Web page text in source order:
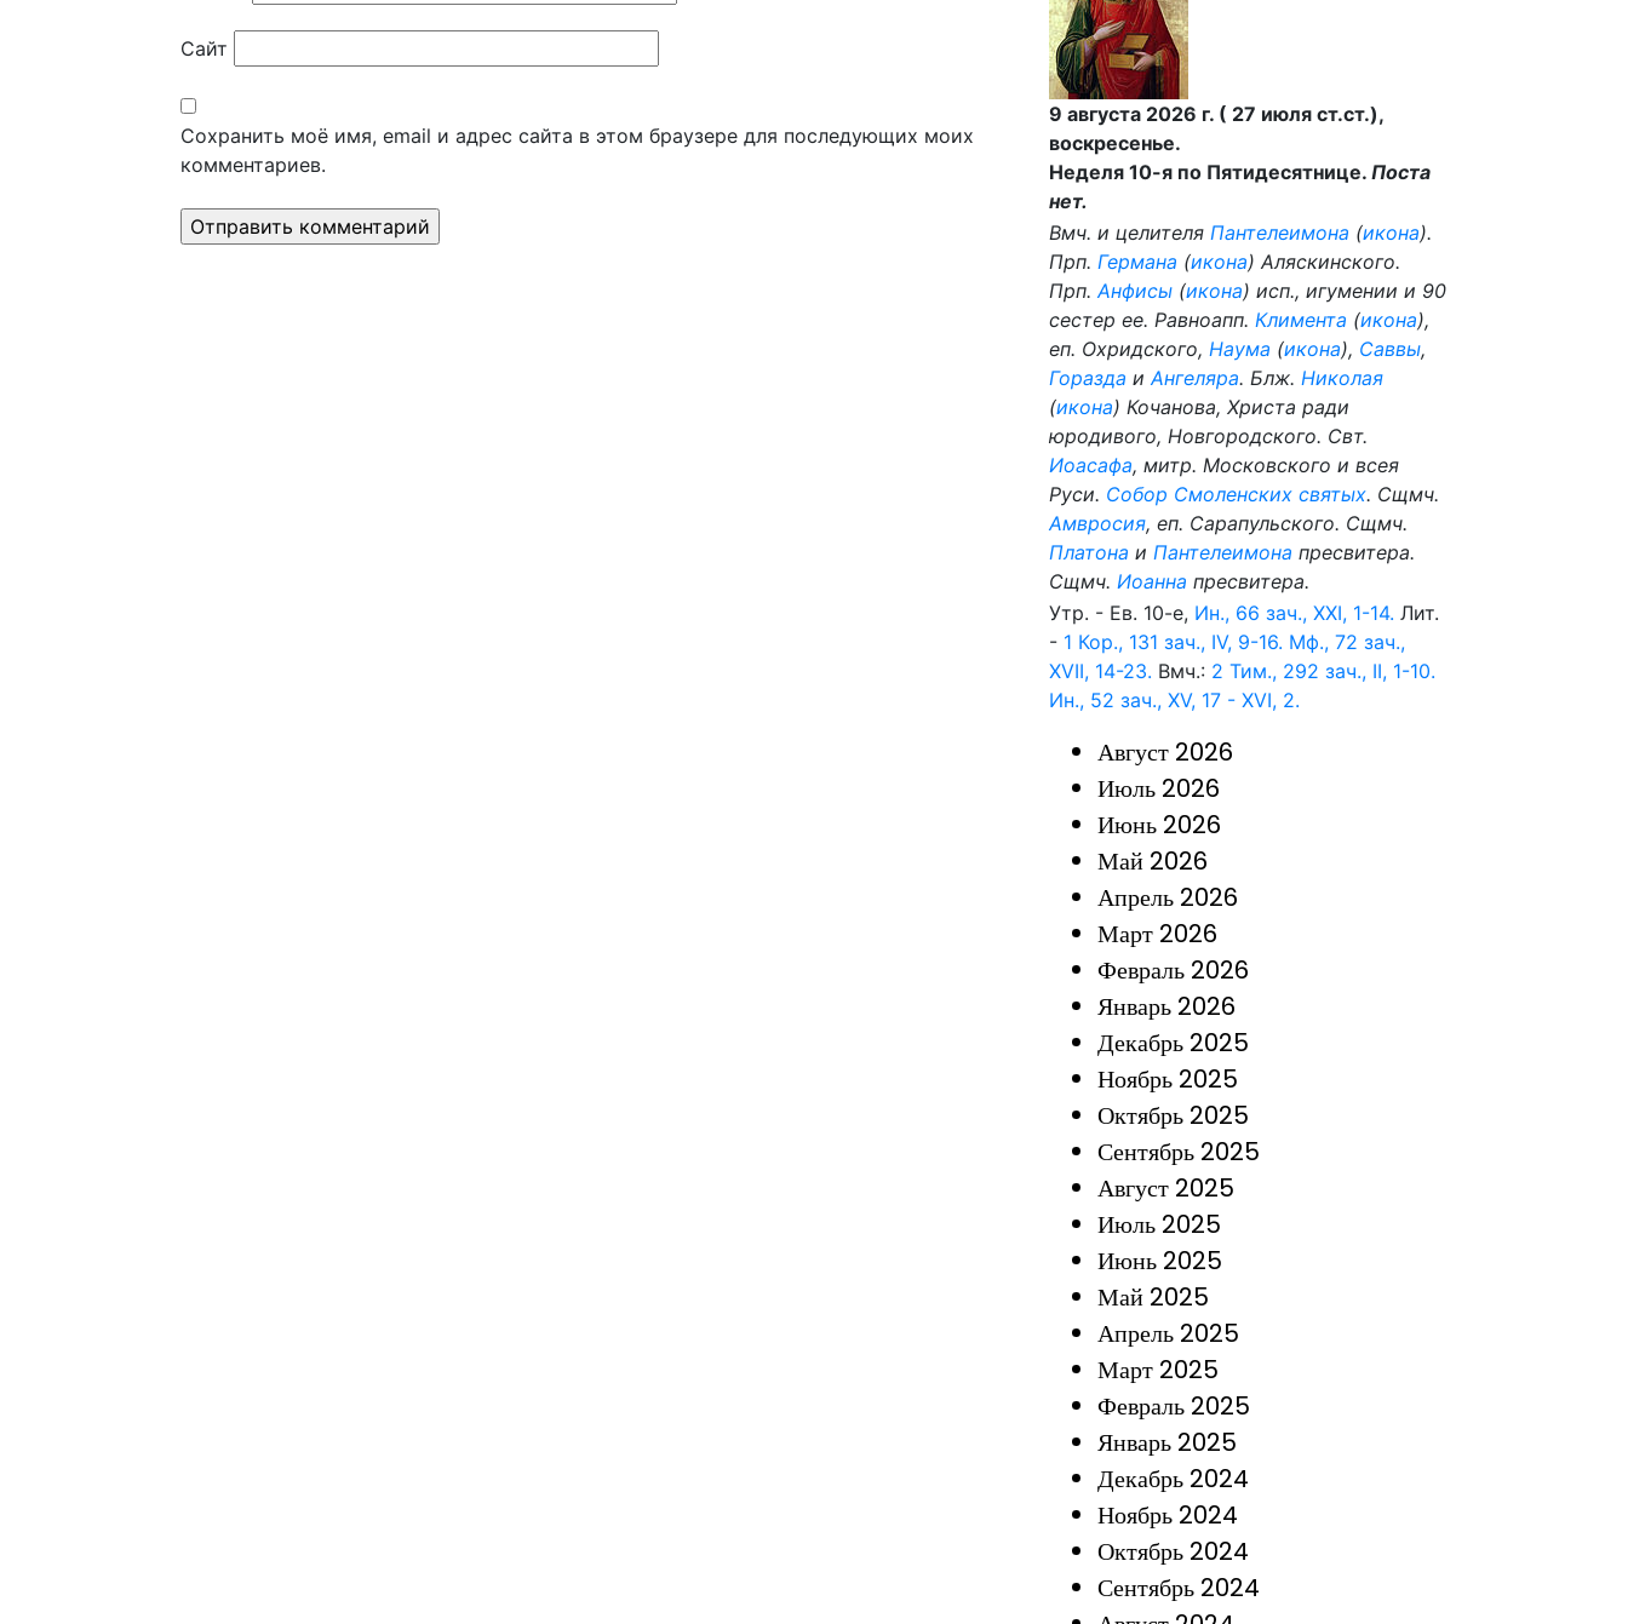
Сайт
Сохранить моё имя, email и адрес сайта в этом браузере для последующих моих
комментариев.
9 августа 2026 г. ( 27 июля ст.ст.),
воскресенье.
Неделя 10-я по Пятидесятнице.Поста
нет.
Вмч. и целителяПантелеимона (икона).
Прп.Германа (икона) Аляскинского.
Прп.Анфисы (икона) исп., игумении и 90
сестер ее. Равноапп.Климента (икона),
еп. Охридского,Наума (икона), Саввы,
Горазда иАнгеляра. Блж.Николая
(икона) Кочанова, Христа ради
юродивого, Новгородского. Свт.
Иоасафа, митр. Московского и всея
Руси. Собор Смоленских святых. Сщмч.
Амвросия, еп. Сарапульского. Сщмч.
Платона иПантелеимона пресвитера.
Сщмч.Иоанна пресвитера.
Утр. - Ев. 10-е, Ин., 66 зач., XXI, 1-14. Лит.
- 1 Кор., 131 зач., IV, 9-16. Мф., 72 зач.,
XVII, 14-23. Вмч.: 2 Тим., 292 зач., II, 1-10.
Ин., 52 зач., XV, 17 - XVI, 2.
Август 2026
Июль 2026
Июнь 2026
Май 2026
Апрель 2026
Март 2026
Февраль 2026
Январь 2026
Декабрь 2025
Ноябрь 2025
Октябрь 2025
Сентябрь 2025
Август 2025
Июль 2025
Июнь 2025
Май 2025
Апрель 2025
Март 2025
Февраль 2025
Январь 2025
Декабрь 2024
Ноябрь 2024
Октябрь 2024
Сентябрь 2024